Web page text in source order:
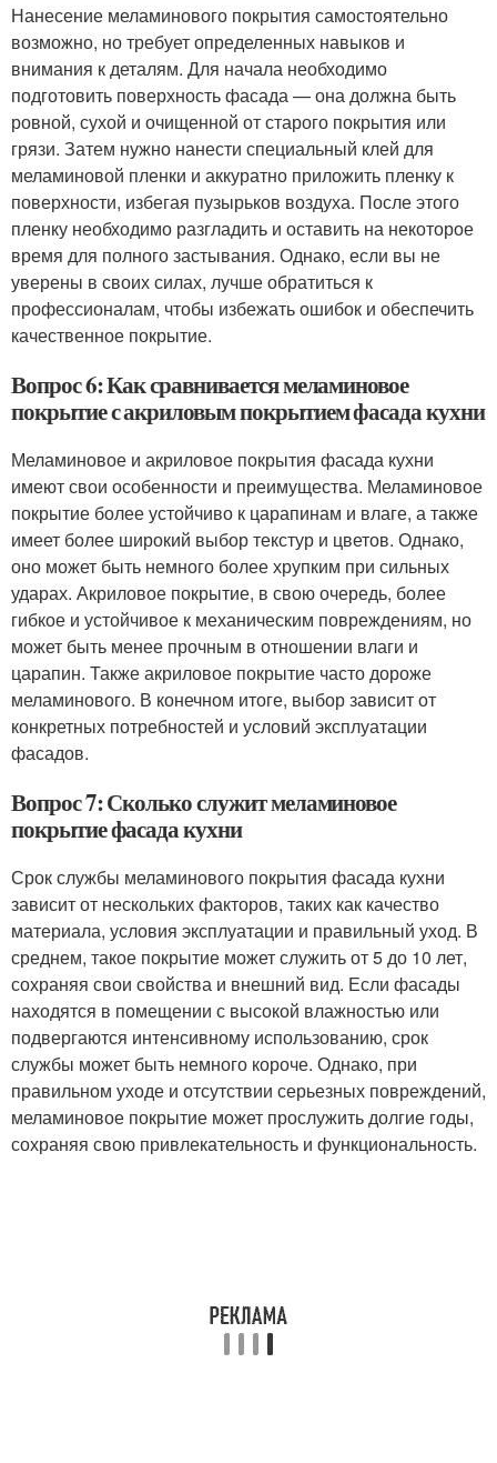
Нанесение меламинового покрытия самостоятельно
возможно, но требует определенных навыков и
внимания к деталям. Для начала необходимо
подготовить поверхность фасада — она должна быть
ровной, сухой и очищенной от старого покрытия или
грязи. Затем нужно нанести специальный клей для
меламиновой пленки и аккуратно приложить пленку к
поверхности, избегая пузырьков воздуха. После этого
пленку необходимо разгладить и оставить на некоторое
время для полного застывания. Однако, если вы не
уверены в своих силах, лучше обратиться к
профессионалам, чтобы избежать ошибок и обеспечить
качественное покрытие.
Вопрос 6: Как сравнивается меламиновое
покрытие с акриловым покрытием фасада кухни
Меламиновое и акриловое покрытия фасада кухни
имеют свои особенности и преимущества. Меламиновое
покрытие более устойчиво к царапинам и влаге, а также
имеет более широкий выбор текстур и цветов. Однако,
оно может быть немного более хрупким при сильных
ударах. Акриловое покрытие, в свою очередь, более
гибкое и устойчивое к механическим повреждениям, но
может быть менее прочным в отношении влаги и
царапин. Также акриловое покрытие часто дороже
меламинового. В конечном итоге, выбор зависит от
конкретных потребностей и условий эксплуатации
фасадов.
Вопрос 7: Сколько служит меламиновое
покрытие фасада кухни
Срок службы меламинового покрытия фасада кухни
зависит от нескольких факторов, таких как качество
материала, условия эксплуатации и правильный уход. В
среднем, такое покрытие может служить от 5 до 10 лет,
сохраняя свои свойства и внешний вид. Если фасады
находятся в помещении с высокой влажностью или
подвергаются интенсивному использованию, срок
службы может быть немного короче. Однако, при
правильном уходе и отсутствии серьезных повреждений,
меламиновое покрытие может прослужить долгие годы,
сохраняя свою привлекательность и функциональность.